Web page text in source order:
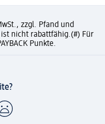
zzgl. Pfand und
nicht rabattfähig.(#) Für
Punkte.